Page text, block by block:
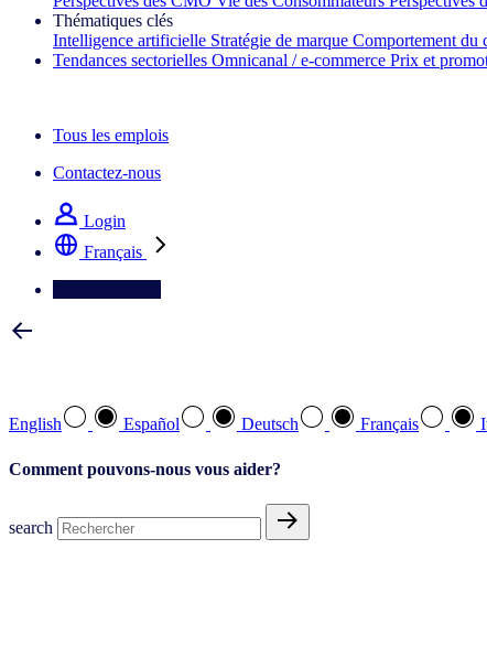
Thématiques clés
Intelligence artificielle Stratégie de marque Comportement du
Tendances sectorielles Omnicanal / e‑commerce Prix et
Tous les emplois
Contactez-nous
Login
Français
English Español Deutsch Français
Comment pouvons-nous vous aider?
search